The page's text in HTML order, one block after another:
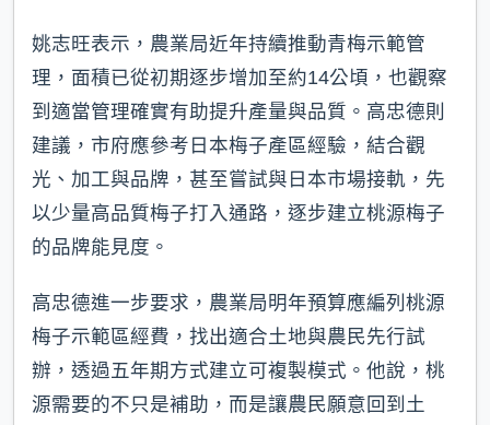
姚志旺表示，農業局近年持續推動青梅示範管
理，面積已從初期逐步增加至約14公頃，也觀察
到適當管理確實有助提升產量與品質。高忠德則
建議，市府應參考日本梅子產區經驗，結合觀
光、加工與品牌，甚至嘗試與日本市場接軌，先
以少量高品質梅子打入通路，逐步建立桃源梅子
的品牌能見度。
高忠德進一步要求，農業局明年預算應編列桃源
梅子示範區經費，找出適合土地與農民先行試
辦，透過五年期方式建立可複製模式。他說，桃
源需要的不只是補助，而是讓農民願意回到土